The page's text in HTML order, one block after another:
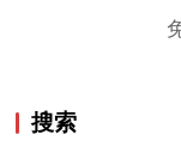
搜索